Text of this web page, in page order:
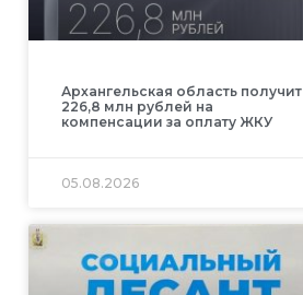
Архангельская область получит
226,8 млн рублей на
компенсации за оплату ЖКУ
05.08.2026